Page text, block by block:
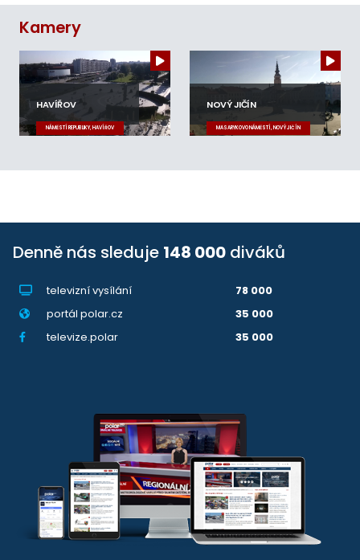
Kamery
HAVÍŘOV
NÁMĚSTÍ REPUBLIKY, HAVÍŘOV
NOVÝ JIČÍN
MASARYKOVO NÁMĚSTÍ, NOVÝ JIČÍN
Denně nás sleduje 148 000 diváků
televizní vysílání
78 000
portál polar.cz
35 000
televize.polar
35 000